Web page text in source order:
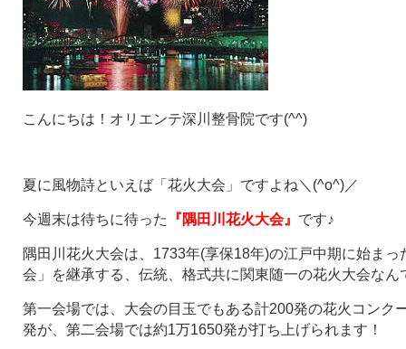
こんにちは！オリエンテ深川整骨院です(^^)
夏に風物詩といえば「花火大会」ですよね＼(^o^)／
今週末は待ちに待った 『隅田川花火大会』 です♪
隅田川花火大会は、1733年(享保18年)の江戸中期に始まっ
会」を継承する、伝統、格式共に関東随一の花火大会なん
第一会場では、大会の目玉でもある計200発の花火コンク
発が、第二会場では約1万1650発が打ち上げられます！